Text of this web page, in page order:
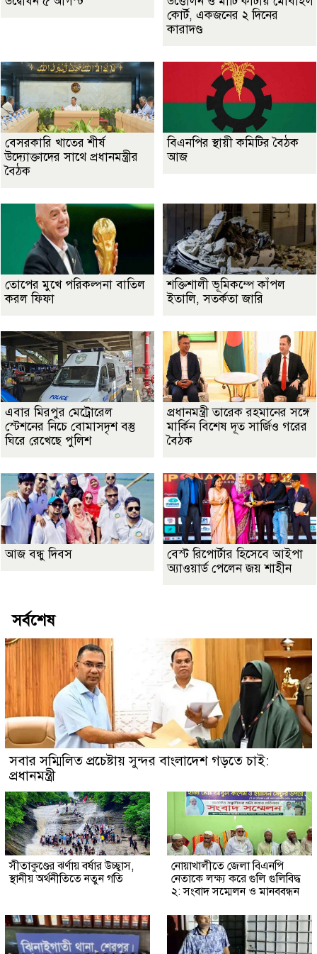
কোর্ট, একজনের ২ দিনের
কারাদণ্ড
বেসরকারি খাতের শীর্ষ
উদ্যোক্তাদের সাথে প্রধানমন্ত্রীর
বৈঠক
বিএনপির স্থায়ী কমিটির বৈঠক
আজ
তোপের মুখে পরিকল্পনা বাতিল
করল ফিফা
শক্তিশালী ভূমিকম্পে কাঁপল
ইতালি, সতর্কতা জারি
এবার মিরপুর মেট্রোরেল
স্টেশনের নিচে বোমাসদৃশ বস্তু
ঘিরে রেখেছে পুলিশ
প্রধানমন্ত্রী তারেক রহমানের সঙ্গে
মার্কিন বিশেষ দূত সার্জিও গরের
বৈঠক
আজ বন্ধু দিবস
বেস্ট রিপোর্টার হিসেবে আইপা
অ্যাওয়ার্ড পেলেন জয় শাহীন
সর্বশেষ
সবার সম্মিলিত প্রচেষ্টায় সুন্দর বাংলাদেশ গড়তে চাই:
প্রধানমন্ত্রী
সীতাকুণ্ডের ঝর্ণায় বর্ষার উচ্ছ্বাস,
স্থানীয় অর্থনীতিতে নতুন গতি
নোয়াখালীতে জেলা বিএনপি
নেতাকে লক্ষ্য করে গুলি গুলিবিদ্ধ
২: সংবাদ সম্মেলন ও মানববন্ধন